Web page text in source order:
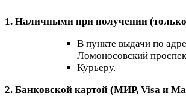
1. Наличными при получении
В пункте выдачи по
Ломоносовский
Курьеру.
2. Банковской картой (МИР, Visa и